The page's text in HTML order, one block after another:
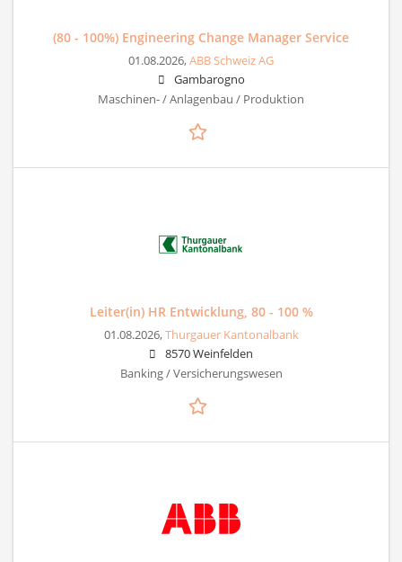
(80 - 100%) Engineering Change Manager Service
01.08.2026,ABB Schweiz AG
Gambarogno
Maschinen- / Anlagenbau / Produktion
Leiter(in) HR Entwicklung, 80 - 100 %
01.08.2026,Thurgauer Kantonalbank
8570 Weinfelden
Banking / Versicherungswesen